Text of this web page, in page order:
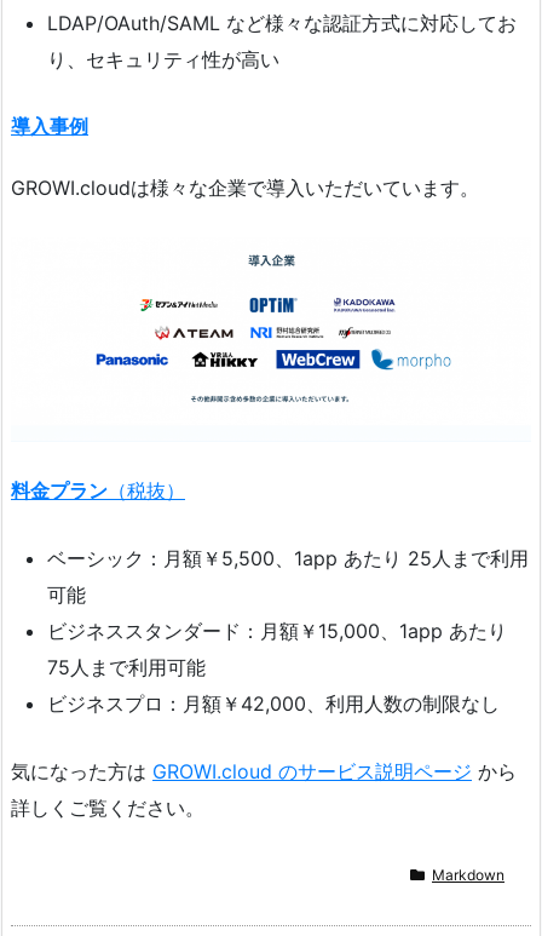
LDAP/OAuth/SAML など様々な認証方式に対応してお
り、セキュリティ性が高い
導入事例
GROWI.cloudは様々な企業で導入いただいています。
料金プラン （税抜）
ベーシック：月額￥5,500、1app あたり 25人まで利用
可能
ビジネススタンダード：月額￥15,000、1app あたり
75人まで利用可能
ビジネスプロ：月額￥42,000、利用人数の制限なし
気になった方は GROWI.cloud のサービス説明ページ から
詳しくご覧ください。
Markdown